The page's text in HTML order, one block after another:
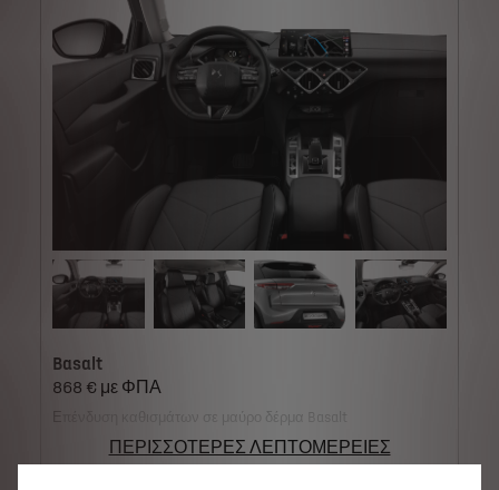
Basalt
868 € με ΦΠΑ
Επένδυση καθισμάτων σε μαύρο δέρμα Basalt
ΠΕΡΙΣΣΟΤΕΡΕΣ ΛΕΠΤΟΜΕΡΕΙΕΣ